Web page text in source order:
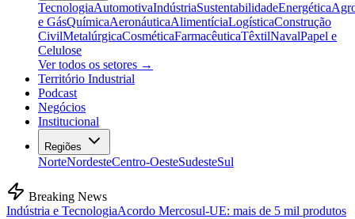
TecnologiaAutomotivaIndústriaSustentabilidadeEnergética
e GásQuímicaAeronáuticaAlimentíciaLogísticaConstrução
CivilMetalúrgicaCosméticaFarmacêuticaTêxtilNavalPapel e
Celulose
Ver todos os setores →
Território Industrial
Podcast
Negócios
Institucional
Regiões
NorteNordesteCentro-OesteSudesteSul
Breaking News
Indústria e TecnologiaAcordo Mercosul-UE: mais de 5 mil produtos